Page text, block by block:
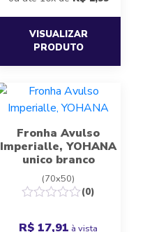
VISUALIZAR
PRODUTO
Fronha Avulso
Imperialle, YOHANA
unico branco
(70x50)
(0)
R$ 17,91 à vista